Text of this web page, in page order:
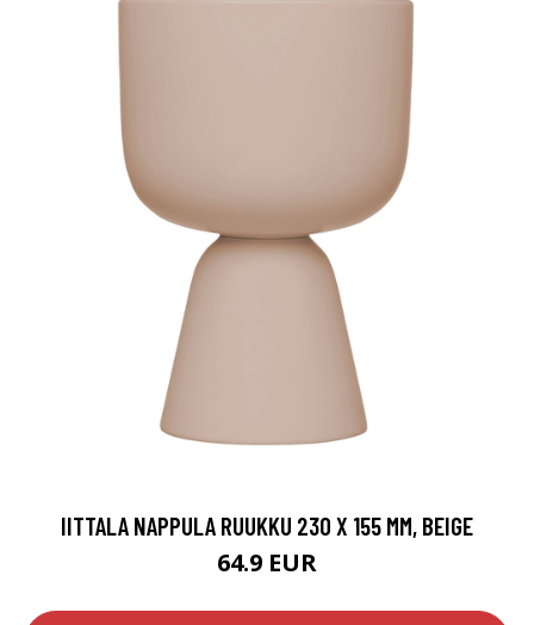
IITTALA NAPPULA RUUKKU 230 X 155 MM, BEIGE
64.9 EUR